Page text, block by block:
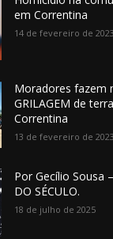
em Correntina
14 de fevereiro de 2023
Moradores fazem
GRILAGEM de
Correntina
13 de fevereiro de 2023
Por Gecílio Sousa
DO SÉCULO.
18 de julho de 2025